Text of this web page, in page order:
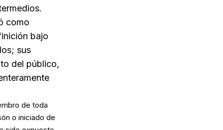
como
bajo
sus
del público,
de toda
o iniciado de